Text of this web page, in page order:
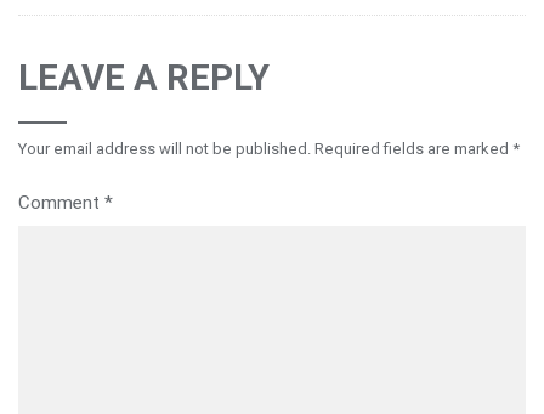
LEAVE A REPLY
Your email address will not be published. Required fields are marked *
Comment *